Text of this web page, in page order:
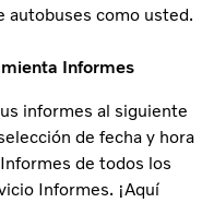
autobuses como usted.
Informes
informes al siguiente
de fecha y hora
de todos los
Informes. ¡Aquí